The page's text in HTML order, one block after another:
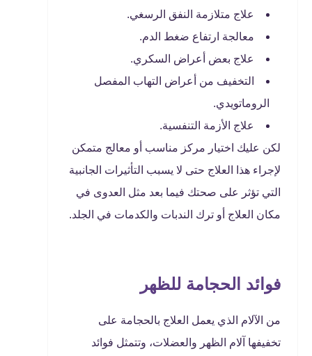
علاج متلازمة النفق الرسغي.
معالجة ارتفاع ضغط الدم.
علاج بعض أعراض السكري.
التخفيف من أعراض التهاب المفصل
الروماتويدي.
علاج الأزمة التنفسية.
لكن عليك اختيار مركز مناسب أو معالج متمكن
لإجراء هذا العلاج حتى لا يسبب التأثيرات الجانبية
التي تؤثر على صحتك فيما بعد مثل العدوى في
مكان العلاج أو ترك الندبات والكدمات في الجلد.
فوائد الحجامة للظهر
من الآلام الذي يعمل العلاج بالحجامة على
تخفيفها آلام الظهر والعضلات، وتتمثل فوائد